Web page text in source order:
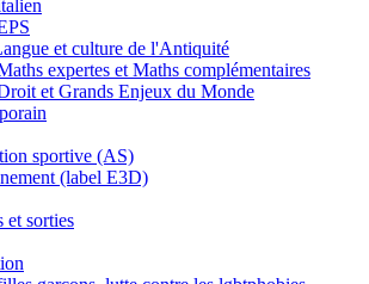
et culture de l'Antiquité
expertes et Maths complémentaires
et Grands Enjeux du Monde
sportive (AS)
(label E3D)
et sorties